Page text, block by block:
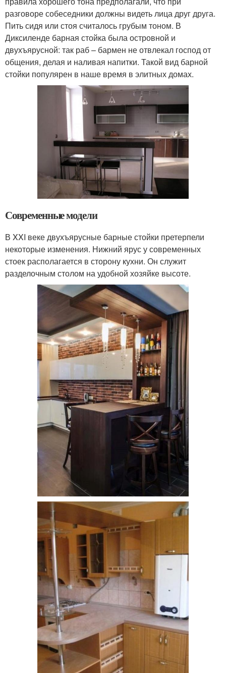
разговоре собеседники должны видеть лица друг друга.
Пить сидя или стоя считалось грубым тоном. В
Диксиленде барная стойка была островной и
двухъярусной: так раб – бармен не отвлекал господ от
общения, делая и наливая напитки. Такой вид барной
стойки популярен в наше время в элитных домах.
Современные модели
В XXI веке двухъярусные барные стойки претерпели
некоторые изменения. Нижний ярус у современных
стоек располагается в сторону кухни. Он служит
разделочным столом на удобной хозяйке высоте.